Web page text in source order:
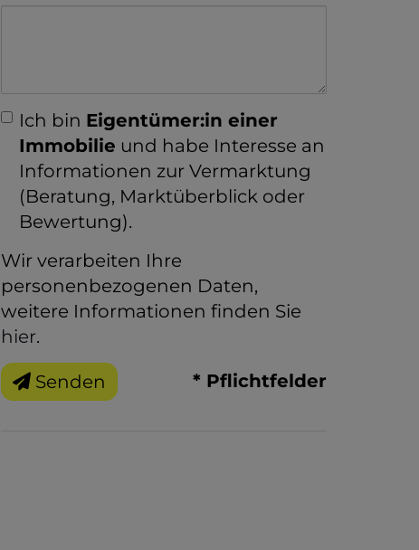
Ich bin Eigentümer:in einer
Immobilie und habe Interesse an
Informationen zur Vermarktung
(Beratung, Marktüberblick oder
Bewertung).
Wir verarbeiten Ihre
personenbezogenen Daten,
weitere Informationen finden Sie
hier.
Senden * Pflichtfelder